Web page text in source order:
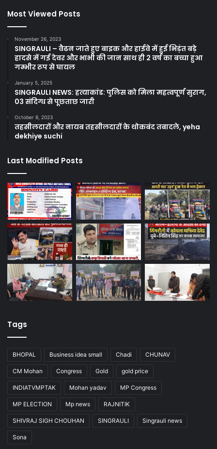
Most Viewed Posts
November 26, 2023
SINGRAULI – वैढन जाते हुए बाइक और हाईवे में हुई भिड़ंत बड़े
हादसे में गई देवर और भाभी की जान साथ ही 2 वर्ष का बच्चा हुआ
गम्भीर रूप से घायल
January 5, 2025
SINGRAULI NEWS: हत्याकांड: पुलिस को मिला महत्वपूर्ण सुराग,
03 संदिग्ध से पूछताछ जारी
October 8, 2023
तहसीलदारों और नायब तहसीलदारों के थोकबंद तबादले, yeha
dekhiye suchi
Last Modified Posts
Tags
BHOPAL Business idea small Chadi CHUNAV
CM Mohan Congress Gold gold price
INDIATVMPTAK Mohan yadav MP Congress
MP ELECTION Mp news RAJNITIK
SHIVRAJ SIGH CHOUHAN SINGRAULI Singrauli news
Sona